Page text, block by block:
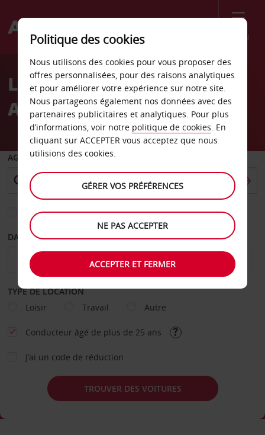
Menu
Welcome
AvisLocation de voiture
Aéroport de Saint-Nazaire
AGENCE DE DÉPART
Sélectionnez une autre agence de retour
DATE DE DÉPART DATE DE RETOUR
TYPE DE LOCATION
Loisir
Travail Autre
Conducteur âgé de plus de 25 ans
J’ai un code de réduction
TROUVER DES VOITURES
Politique des cookies
Nous utilisons des cookies pour vous proposer des
offres personnalisées, pour des raisons analytiques
et pour améliorer votre expérience sur notre site.
Nous partageons également nos données avec des
partenaires publicitaires et analytiques. Pour plus
d’informations, voir notre politique de cookies. En
cliquant sur ACCEPTER vous acceptez que nous
utilisions des cookies.
GÉRER VOS PRÉFÉRENCES
NE PAS ACCEPTER
ACCEPTER ET FERMER